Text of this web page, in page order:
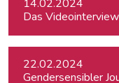
14.02.2024
Das
22.02.2024
Gendersensibler